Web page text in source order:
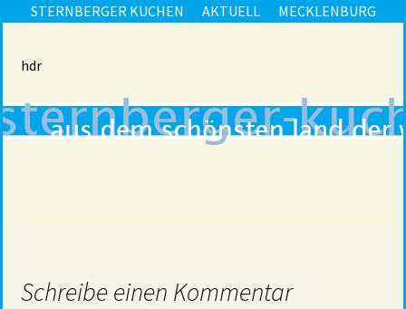
STERNBERGER KUCHEN AKTUELL MECKLENBURG
hdr
Schreibe einen Kommentar